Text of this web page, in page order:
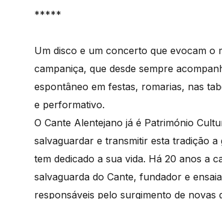
*****
Um disco e um concerto que evocam o
campaniça, que desde sempre
espontâneo em festas, romarias, nas
e performativo.
O Cante Alentejano já é Património
salvaguardar e transmitir esta tradição
tem dedicado a sua vida. Há 20 anos a
salvaguarda do Cante, fundador e
responsáveis pelo surgimento de